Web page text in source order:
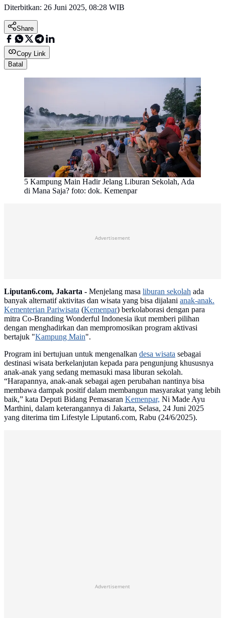
Diterbitkan: 26 Juni 2025, 08:28 WIB
Share
Copy Link
Batal
5 Kampung Main Hadir Jelang Liburan Sekolah, Ada
di Mana Saja? foto: dok. Kemenpar
Advertisement
Liputan6.com, Jakarta - Menjelang masa liburan sekolah ada
banyak alternatif aktivitas dan wisata yang bisa dijalani anak-anak.
Kementerian Pariwisata (Kemenpar) berkolaborasi dengan para
mitra Co-Branding Wonderful Indonesia ikut memberi pilihan
dengan menghadirkan dan mempromosikan program aktivasi
bertajuk "Kampung Main".
Program ini bertujuan untuk mengenalkan desa wisata sebagai
destinasi wisata berkelanjutan kepada para pengunjung khususnya
anak-anak yang sedang memasuki masa liburan sekolah.
“Harapannya, anak-anak sebagai agen perubahan nantinya bisa
membawa dampak positif dalam membangun masyarakat yang lebih
baik,” kata Deputi Bidang Pemasaran Kemenpar, Ni Made Ayu
Marthini, dalam keterangannya di Jakarta, Selasa, 24 Juni 2025
yang diterima tim Lifestyle Liputan6.com, Rabu (24/6/2025).
Advertisement